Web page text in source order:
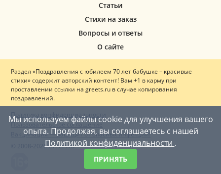
Мы используем файлы cookie для улучшения вашего
опыта. Продолжая, вы соглашаетесь с нашей
Политикой конфиденциальности .
ПРИНЯТЬ
Статьи
Стихи на заказ
Вопросы и ответы
О сайте
Раздел «Поздравления с юбилеем 70 лет бабушке – красивые
стихи» содержит авторский контент! Вам +1 в карму при
проставлении ссылки на greets.ru в случае копирования
поздравлений.
Политика конфиденциальности
Пользовательское соглашение
Вакцинация — ваш щит от опасных инфекций!
© 2008-2026 Greets.ru